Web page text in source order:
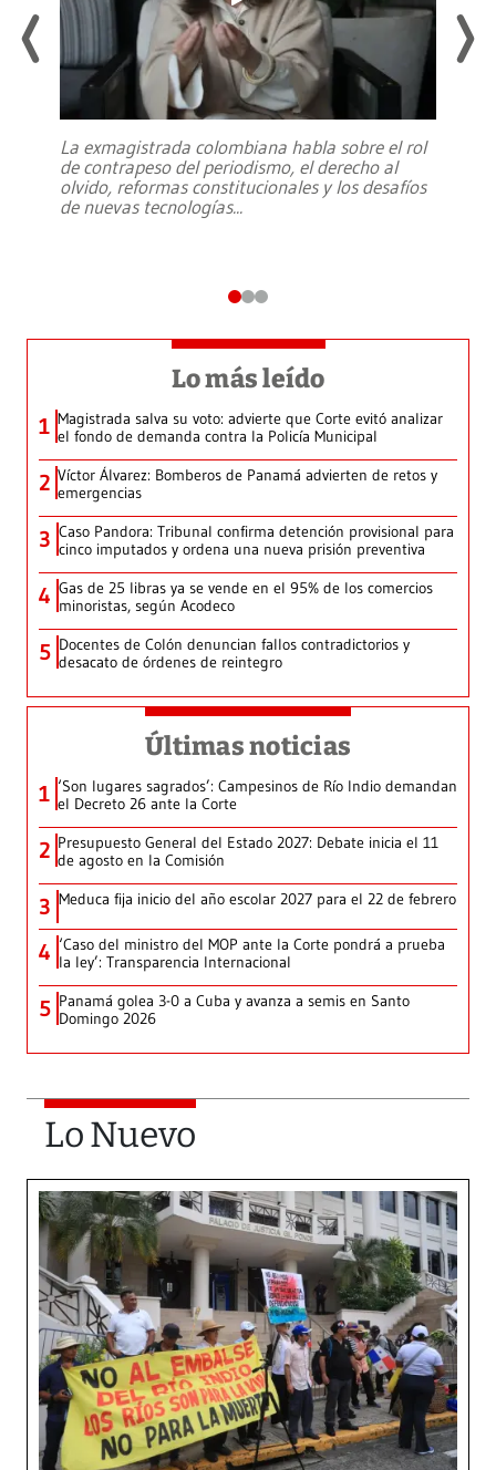
La exmagistrada colombiana habla sobre el rol
de contrapeso del periodismo, el derecho al
olvido, reformas constitucionales y los desafíos
de nuevas tecnologías...
Lo más leído
1 Magistrada salva su voto: advierte que Corte evitó analizar
el fondo de demanda contra la Policía Municipal
2 Víctor Álvarez: Bomberos de Panamá advierten de retos y
emergencias
3 Caso Pandora: Tribunal confirma detención provisional para
cinco imputados y ordena una nueva prisión preventiva
4 Gas de 25 libras ya se vende en el 95% de los comercios
minoristas, según Acodeco
5 Docentes de Colón denuncian fallos contradictorios y
desacato de órdenes de reintegro
Últimas noticias
1 ‘Son lugares sagrados’: Campesinos de Río Indio demandan
el Decreto 26 ante la Corte
2 Presupuesto General del Estado 2027: Debate inicia el 11
de agosto en la Comisión
3 Meduca fija inicio del año escolar 2027 para el 22 de febrero
4 ‘Caso del ministro del MOP ante la Corte pondrá a prueba
la ley’: Transparencia Internacional
5 Panamá golea 3-0 a Cuba y avanza a semis en Santo
Domingo 2026
Lo Nuevo